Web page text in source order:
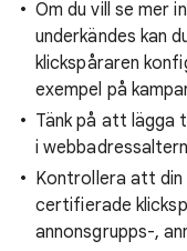
Om du vill se mer
underkändes kan
klickspåraren
exempel på
Tänk på att lägga
i
Kontrollera att din
certifierade
annonsgrupps-,